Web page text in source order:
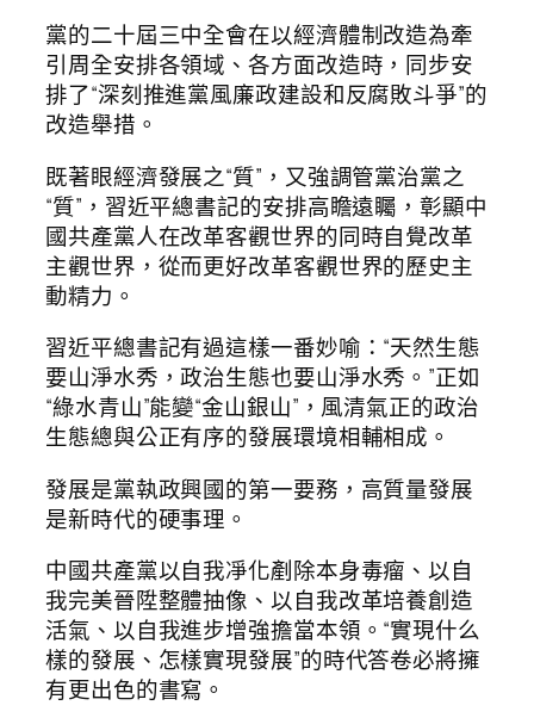
黨的二十屆三中全會在以經濟體制改造為牽
引周全安排各領域、各方面改造時，同步安
排了“深刻推進黨風廉政建設和反腐敗斗爭”的
改造舉措。
既著眼經濟發展之“質”，又強調管黨治黨之
“質”，習近平總書記的安排高瞻遠矚，彰顯中
國共產黨人在改革客觀世界的同時自覺改革
主觀世界，從而更好改革客觀世界的歷史主
動精力。
習近平總書記有過這樣一番妙喻：“天然生態
要山淨水秀，政治生態也要山淨水秀。”正如
“綠水青山”能變“金山銀山”，風清氣正的政治
生態總與公正有序的發展環境相輔相成。
發展是黨執政興國的第一要務，高質量發展
是新時代的硬事理。
中國共產黨以自我凈化剷除本身毒瘤、以自
我完美晉陞整體抽像、以自我改革培養創造
活氣、以自我進步增強擔當本領。“實現什么
樣的發展、怎樣實現發展”的時代答卷必將擁
有更出色的書寫。